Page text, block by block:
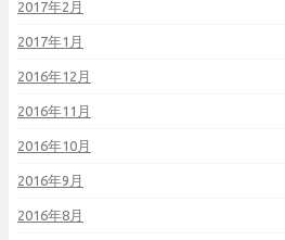
2017年2月
2017年1月
2016年12月
2016年11月
2016年10月
2016年9月
2016年8月